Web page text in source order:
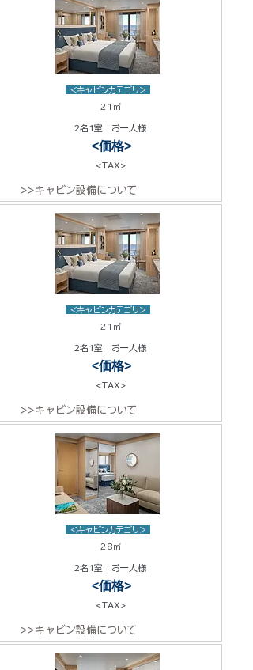
<キャビンカテゴリ>
21㎡
2名1室 お一人様
<価格>
<TAX>
>>キャビン設備について
<キャビンカテゴリ>
21㎡
2名1室 お一人様
<価格>
<TAX>
>>キャビン設備について
<キャビンカテゴリ>
28㎡
2名1室 お一人様
<価格>
<TAX>
>>キャビン設備について